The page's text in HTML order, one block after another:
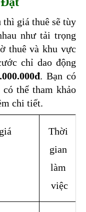
giá thuê sẽ tùy
như tải trọng
thuê và khu vực
chỉ dao động
. Bạn có
thể tham khảo
chi tiết.
Thời
gian
làm
việc